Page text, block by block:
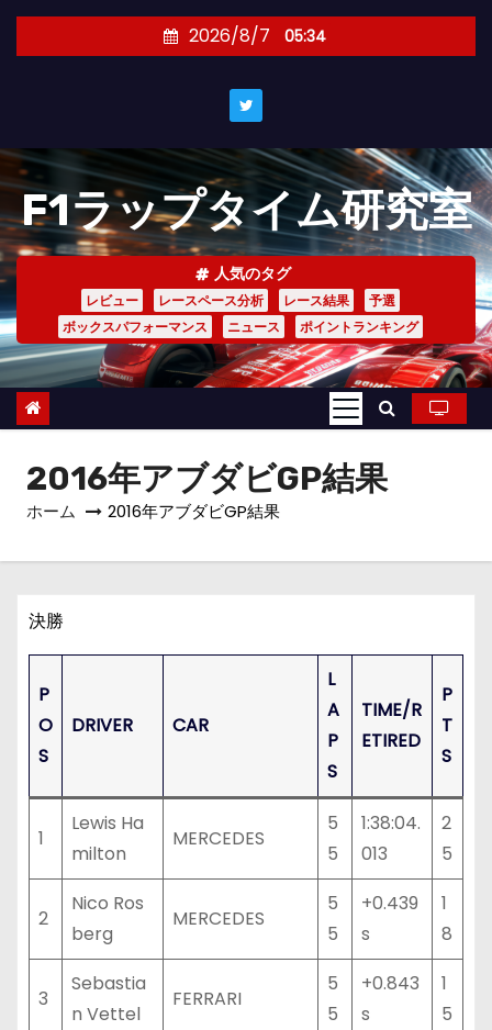
キ
ッ
プ
2026/8/7 05:34
F1ラップタイム研究室
人気のタグ
レビュー レースペース分析 レース結果
予選
ボックスパフォーマンス
ニュース ポイントランキング
2016年アブダビGP結果
ホーム 2016年アブダビGP結果
決勝
P
O
S
DRIVER CAR
L
A
P
S
TIME/R
ETIRED
P
T
S
1
Lewis Ha
milton
MERCEDES
5
5
1:38:04.
013
2
5
2
Nico Ros
berg
MERCEDES
5
5
+0.439
s
1
8
3
Sebastia
n Vettel
FERRARI
5
5
+0.843
s
1
5